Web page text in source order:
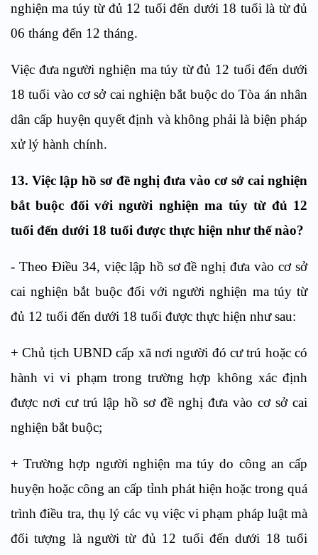
nghiện ma túy từ đủ 12 tuổi đến dưới 18 tuổi là từ đủ
06 tháng đến 12 tháng.
Việc đưa người nghiện ma túy từ đủ 12 tuổi đến dưới
18 tuổi vào cơsở cai nghiện bắt buộc do Tòa án nhân
dân cấp huyện quyết định và không phải là biệnpháp
xử lý hành chính.
13. Việc lập hồ sơ đề nghị đưa vào cơ sở cai nghiện
bắt buộc đối với người nghiện ma túy từ đủ 12
tuổi đến dưới 18 tuổi được thực hiện nhưthế nào?
- Theo Điều 34, việc lập hồ sơ đề nghịđưa vào cơ sở
cai nghiện bắt buộc đối với người nghiện ma túy từ
đủ 12 tuổi đến dưới 18 tuổi được thực hiện như sau:
+ Chủ tịch UBND cấp xã nơi người đó cư trú hoặc có
hành vi vi phạm trong trường hợp không xác định
được nơi cư trú lập hồ sơ đề nghị đưa vào cơ sở cai
nghiện bắt buộc;
+ Trường hợp người nghiện ma túy do công an cấp
huyện hoặc công an cấp tỉnh phát hiện hoặc trong quá
trình điều tra, thụ lý các vụ việc vi phạm pháp luật mà
đối tượng là người từ đủ 12 tuổi đến dưới 18 tuổi